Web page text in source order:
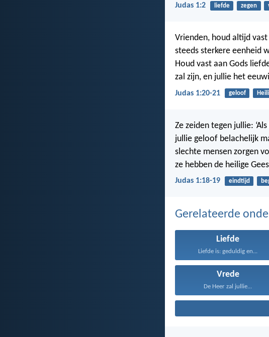
Judas 1:2 liefde zegen
Vrienden, houd altijd
steeds sterkere eenheid
Houd vast aan Gods
zal zijn, en jullie het
Judas 1:20-21 geloof
Ze zeiden tegen jullie:
jullie geloof belachelijk
slechte mensen zorgen
ze hebben de heilige
Judas 1:18-19 eindtijd
Gerelateerde
Liefde
Liefde is: geduldig en...
Vrede
De Heer zal jullie...